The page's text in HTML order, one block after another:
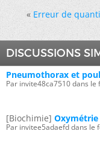
« Erreur de
DISCUSSIONS
Pneumothorax et
Par invite48ca7510 dans
[Biochimie] Oxymétrie
Par invitee5adaefd dans le